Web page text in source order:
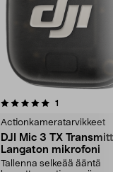
1
Actionkameratarvikkeet
DJI Mic 3 TX
Langaton mikrofoni
Tallenna selkeää ääntä
0.0 viidestä